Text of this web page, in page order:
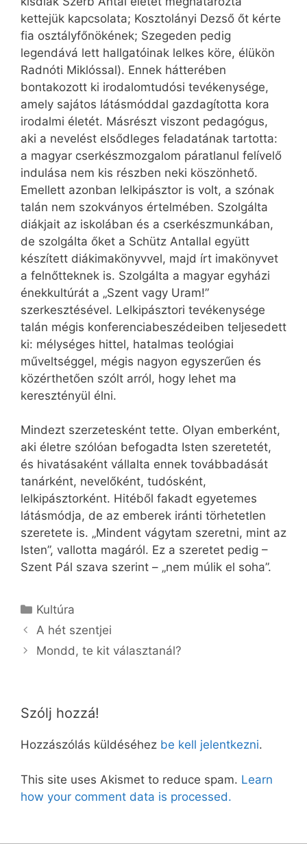
kettejük kapcsolata; Kosztolányi Dezső őt kérte
fia osztályfőnökének; Szegeden pedig
legendává lett hallgatóinak lelkes köre, élükön
Radnóti Miklóssal). Ennek hátterében
bontakozott ki irodalomtudósi tevékenysége,
amely sajátos látásmóddal gazdagította kora
irodalmi életét. Másrészt viszont pedagógus,
aki a nevelést elsődleges feladatának tartotta:
a magyar cserkészmozgalom páratlanul felívelő
indulása nem kis részben neki köszönhető.
Emellett azonban lelkipásztor is volt, a szónak
talán nem szokványos értelmében. Szolgálta
diákjait az iskolában és a cserkészmunkában,
de szolgálta őket a Schütz Antallal együtt
készített diákimakönyvvel, majd írt imakönyvet
a felnőtteknek is. Szolgálta a magyar egyházi
énekkultúrát a „Szent vagy Uram!”
szerkesztésével. Lelkipásztori tevékenysége
talán mégis konferenciabeszédeiben teljesedett
ki: mélységes hittel, hatalmas teológiai
műveltséggel, mégis nagyon egyszerűen és
közérthetően szólt arról, hogy lehet ma
keresztényül élni.
Mindezt szerzetesként tette. Olyan emberként,
aki életre szólóan befogadta Isten szeretetét,
és hivatásaként vállalta ennek továbbadását
tanárként, nevelőként, tudósként,
lelkipásztorként. Hitéből fakadt egyetemes
látásmódja, de az emberek iránti törhetetlen
szeretete is. „Mindent vágytam szeretni, mint az
Isten”, vallotta magáról. Ez a szeretet pedig –
Szent Pál szava szerint – „nem múlik el soha”.
Kategória
Kultúra
A hét szentjei
Mondd, te kit választanál?
Szólj hozzá!
Hozzászólás küldéséhez be kell jelentkezni.
This site uses Akismet to reduce spam. Learn
how your comment data is processed.